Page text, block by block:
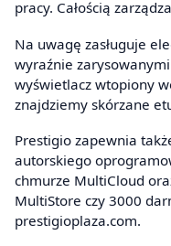
pracy. Całością
Na uwagę zasługuje
wyraźnie
wyświetlacz wtopiony
znajdziemy skórzane
Prestigio zapewnia
autorskiego
chmurze MultiCloud
MultiStore czy 3000
prestigioplaza.com.